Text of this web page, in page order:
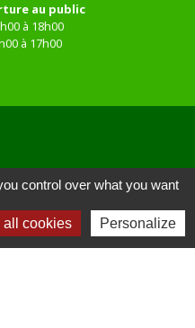
au public
à 18h00
à 17h00
control over what you want
all cookies Personalize